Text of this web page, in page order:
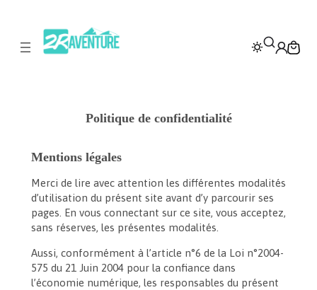
contenu
Politique de confidentialité
Mentions légales
Merci de lire avec attention les différentes modalités
d’utilisation du présent site avant d’y parcourir ses
pages. En vous connectant sur ce site, vous acceptez,
sans réserves, les présentes modalités.
Aussi, conformément à l’article n°6 de la Loi n°2004-
575 du 21 Juin 2004 pour la confiance dans
l’économie numérique, les responsables du présent